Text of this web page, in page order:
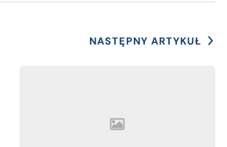
NASTĘPNY ARTYKUŁ